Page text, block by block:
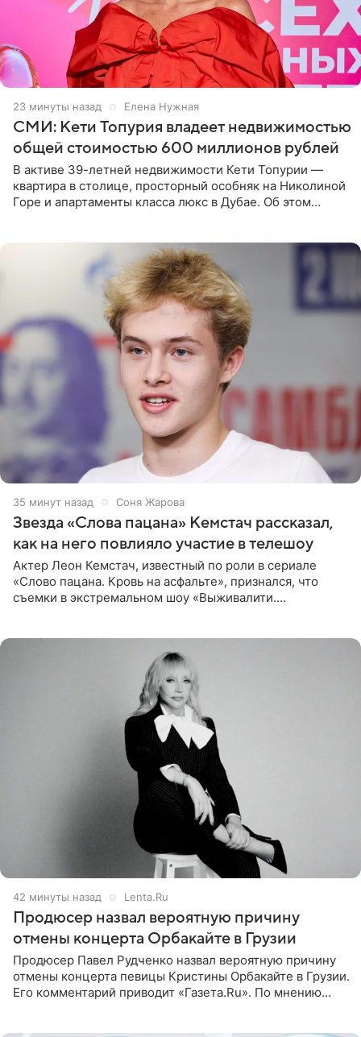
23 минуты назад Елена Нужная
СМИ: Кети Топурия владеет недвижимостью
общей стоимостью 600 миллионов рублей
В активе 39-летней недвижимости Кети Топурии —
квартира в столице, просторный особняк на Николиной
Горе и апартаменты класса люкс в Дубае. Об этом
35 минут назад Соня Жарова
Звезда «Слова пацана» Кемстач рассказал,
как на него повлияло участие в телешоу
Актер Леон Кемстач, известный по роли в сериале
«Слово пацана. Кровь на асфальте», признался, что
съемки в экстремальном шоу «Выживалити.
42 минуты назад Lenta.Ru
Продюсер назвал вероятную причину
отмены концерта Орбакайте в Грузии
Продюсер Павел Рудченко назвал вероятную причину
отмены концерта певицы Кристины Орбакайте в Грузии.
Его комментарий приводит «Газета.Ru». По мнению